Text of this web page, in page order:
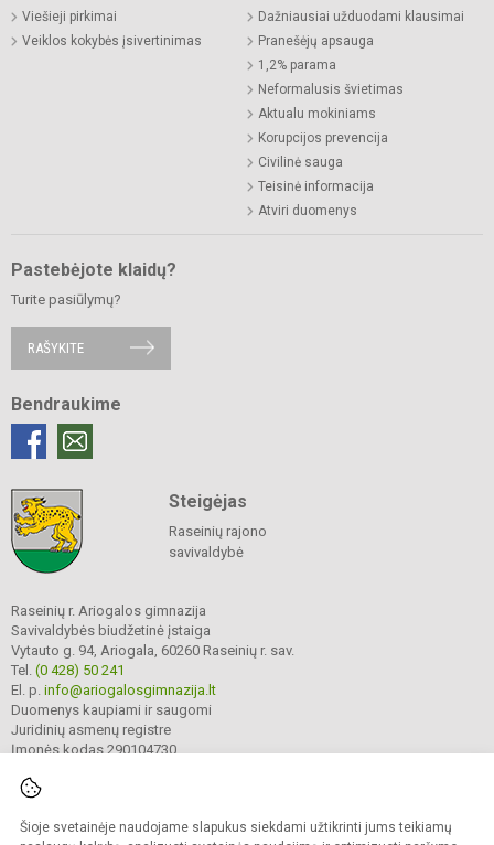
Šioje svetainėje naudojame slapukus siekdami užtikrinti jums teikiamų
Viešieji pirkimai
Veiklos kokybės įsivertinimas
Dažniausiai užduodami klausimai
Pranešėjų apsauga
1,2% parama
Neformalusis švietimas
Aktualu mokiniams
Korupcijos prevencija
Civilinė sauga
Teisinė informacija
Atviri duomenys
Pastebėjote klaidų?
Turite pasiūlymų?
RAŠYKITE
Bendraukime
Steigėjas
Raseinių rajono
savivaldybė
Raseinių r. Ariogalos gimnazija
Savivaldybės biudžetinė įstaiga
Vytauto g. 94, Ariogala, 60260 Raseinių r. sav.
Tel. (0 428) 50 241
El. p. info@ariogalosgimnazija.lt
Duomenys kaupiami ir saugomi
Juridinių asmenų registre
Įmonės kodas 290104730
© 2022. Raseinių r. Ariogalos gimnazija. Visos teisės saugomos.